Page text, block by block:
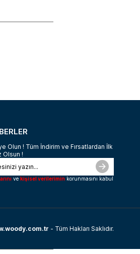
Olun ! Tüm İndirim ve Fırsatlardan İlk
Olsun !
vekişisel verilerimin korunmasını kabul
- Tüm Hakları Saklıdır.